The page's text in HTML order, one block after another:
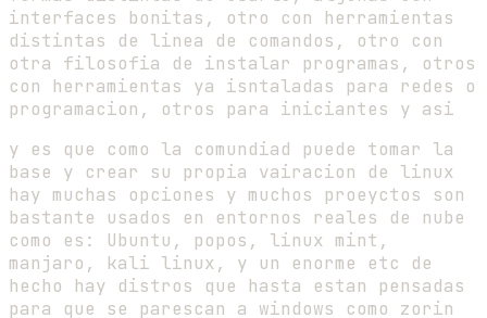
interfaces bonitas, otro con herramientas
distintas de linea de comandos, otro con
otra filosofia de instalar programas, otros
con herramientas ya isntaladas para redes o
programacion, otros para iniciantes y asi
y es que como la comundiad puede tomar la
base y crear su propia vairacion de linux
hay muchas opciones y muchos proeyctos son
bastante usados en entornos reales de nube
como es: Ubuntu, popos, linux mint,
manjaro, kali linux, y un enorme etc de
hecho hay distros que hasta estan pensadas
para que se parescan a windows como zorin